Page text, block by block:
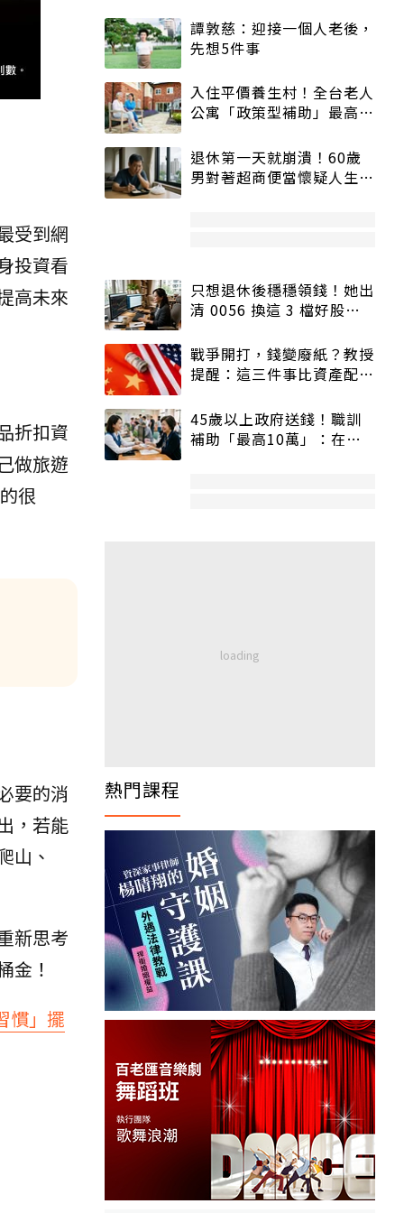
受到網
投資看
高未來
折扣資
做旅遊
很
要的消
，若能
山、
新思考
金！
慣」擺
譚敦慈：迎接一個人老後，
先想5件事
入住平價養生村！全台老人
公寓「政策型補助」最高打
退休第一天就崩潰！60歲
男對著超商便當懷疑人生
只想退休後穩穩領錢！她出
清 0056 換這 3 檔好股：
戰爭開打，錢變廢紙？教授
提醒：這三件事比資產配置
45歲以上政府送錢！職訓
補助「最高10萬」：在
熱門課程